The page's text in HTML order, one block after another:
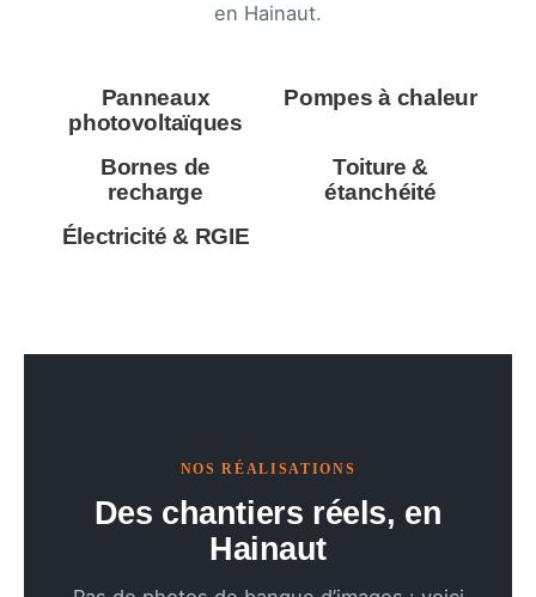
en Hainaut.
Panneaux
photovoltaïques
Pompes à chaleur
Bornes de
recharge
Toiture &
étanchéité
Électricité & RGIE
NOS RÉALISATIONS
Des chantiers réels, en
Hainaut